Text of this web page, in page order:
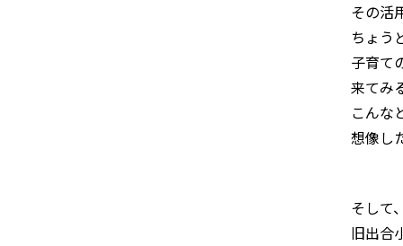
その活
ちょう
子育て
来てみ
こんな
想像し
そして
旧出合